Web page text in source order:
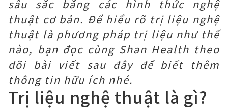
sâu sắc bằng các hình thức nghệ
thuật cơ bản. Để hiểu rõ trị liệu nghệ
thuật là phương pháp trị liệu như thế
nào, bạn đọc cùng Shan Health theo
dõi bài viết sau đây để biết thêm
thông tin hữu ích nhé.
Trị liệu nghệ thuật là gì?